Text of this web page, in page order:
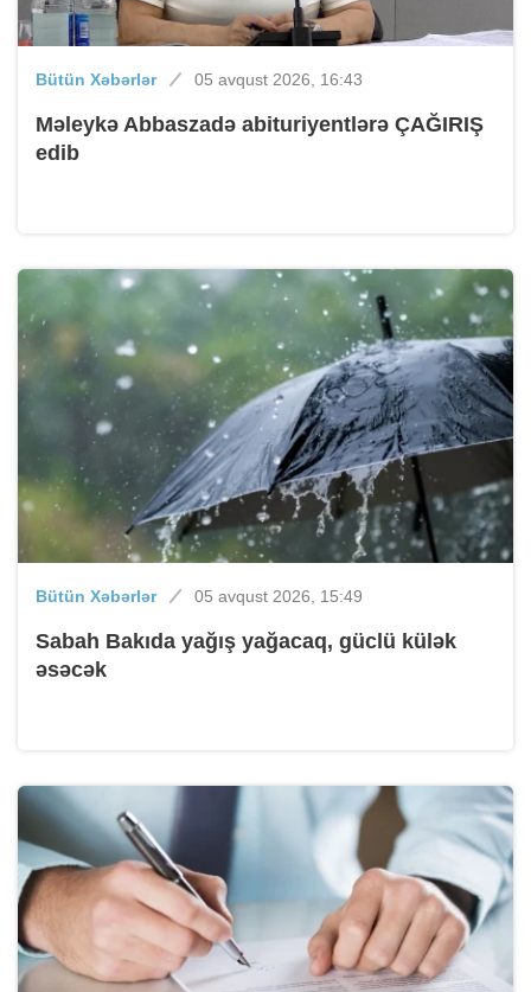
Bütün Xəbərlər 05 avqust 2026, 16:43
Məleykə Abbaszadə abituriyentlərə ÇAĞIRIŞ
edib
Bütün Xəbərlər 05 avqust 2026, 15:49
Sabah Bakıda yağış yağacaq, güclü külək
əsəcək